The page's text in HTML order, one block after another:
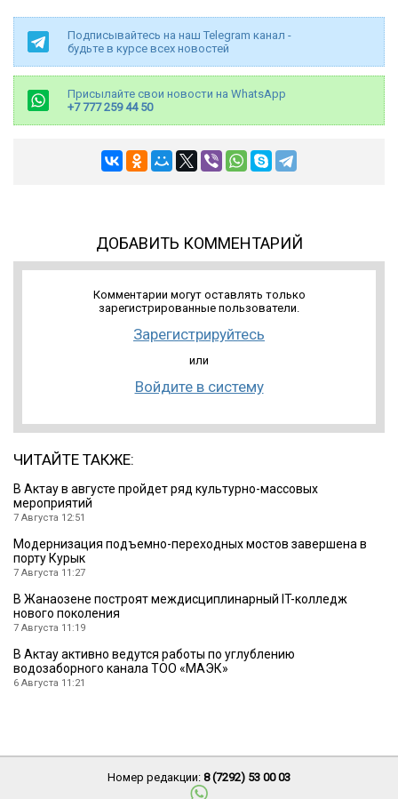
Подписывайтесь на наш Telegram канал -
будьте в курсе всех новостей
Присылайте свои новости на WhatsApp
+7 777 259 44 50
ДОБАВИТЬ КОММЕНТАРИЙ
Комментарии могут оставлять только
зарегистрированные пользователи.
Зарегистрируйтесь
или
Войдите в систему
ЧИТАЙТЕ ТАКЖЕ:
В Актау в августе пройдет ряд культурно-массовых
мероприятий
7 Августа 12:51
Модернизация подъемно-переходных мостов завершена в
порту Курык
7 Августа 11:27
В Жанаозене построят междисциплинарный IT-колледж
нового поколения
7 Августа 11:19
В Актау активно ведутся работы по углублению
водозаборного канала ТОО «МАЭК»
6 Августа 11:21
Номер редакции: 8 (7292) 53 00 03